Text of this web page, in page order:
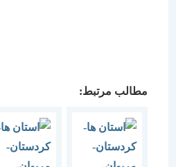
مطالب مرتبط: